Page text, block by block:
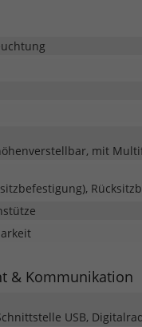
mit
& Kommunikation
USB,